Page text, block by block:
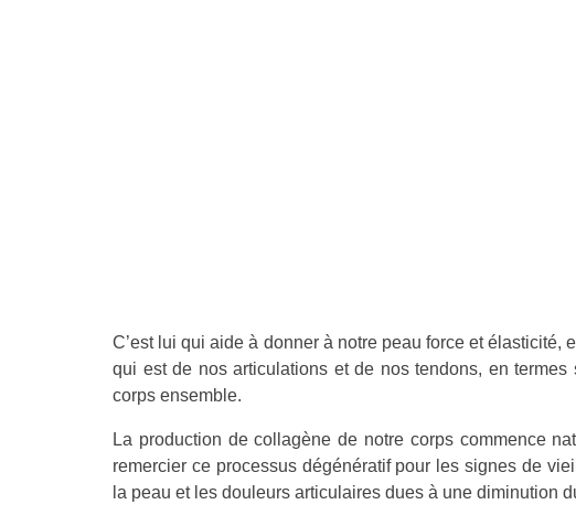
C’est lui qui aide à donner à notre peau force et
qui est de nos articulations et de nos tendons, en
corps ensemble.
La production de collagène de notre corps commence
remercier ce processus dégénératif pour les signes de
la peau et les douleurs articulaires dues à une diminution